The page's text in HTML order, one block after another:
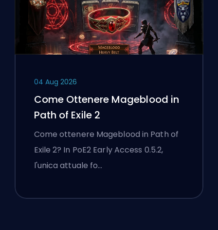
04 Aug 2026
Come Ottenere Mageblood in
Path of Exile 2
Come ottenere Mageblood in Path of
Exile 2? In PoE2 Early Access 0.5.2,
l'unica attuale fo…